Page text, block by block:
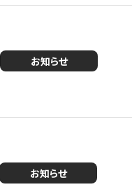
お知らせ
お知らせ